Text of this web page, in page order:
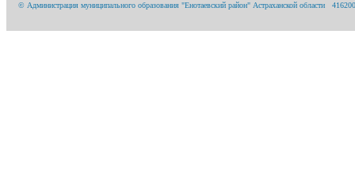
© Администрация муниципального образования "Енотаевский район" Астраханской области